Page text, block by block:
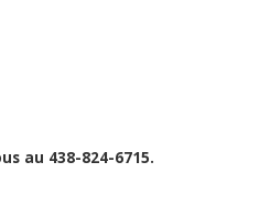
au 438-824-6715.